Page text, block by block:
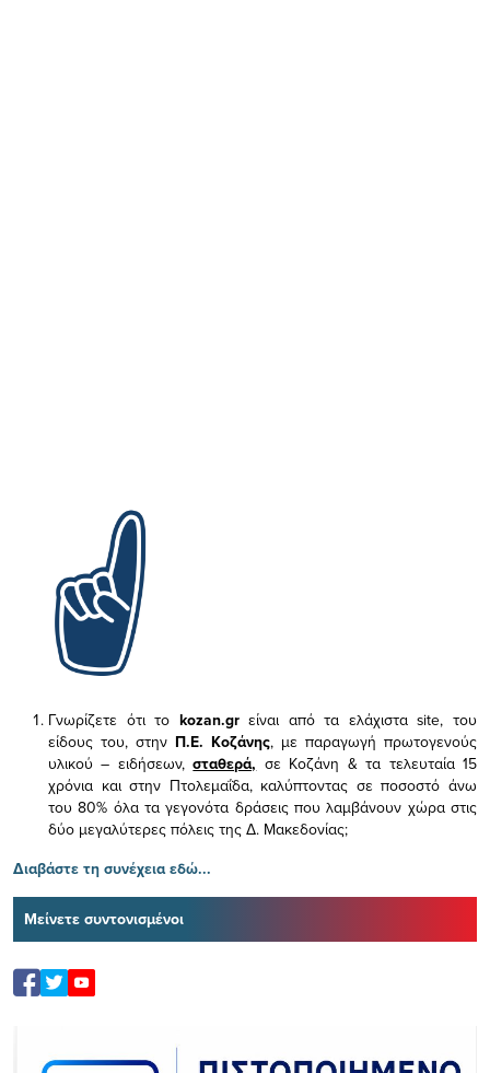
Γνωρίζετε ότι το kozan.gr είναι από τα ελάχισταsite, του
είδους του, στην Π.Ε. Κοζάνης, με παραγωγή πρωτογενούς
υλικού – ειδήσεων,σταθερά, σε Κοζάνη & τα τελευταία 15
χρόνια και στην Πτολεμαΐδα, καλύπτοντας σε ποσοστό άνω
του 80% όλα τα γεγονότα δράσεις που λαμβάνουν χώρα στις
δύο μεγαλύτερες πόλεις της Δ. Μακεδονίας;
Διαβάστε τη συνέχεια εδώ...
Μείνετε συντονισμένοι